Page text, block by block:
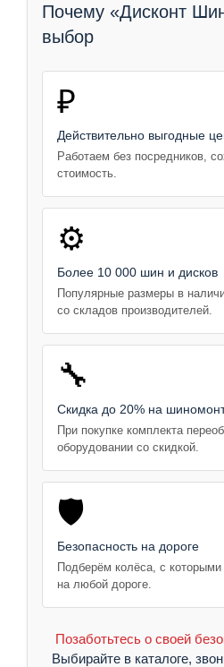
Почему «Дисконт
выбор
₽
Действительно выгодные
Работаем без посредников,
стоимость.
⚙️
Более 10 000 шин и дисков
Популярные размеры в
со складов производителей.
🔧
Скидка до 20% на
При покупке комплекта
оборудовании со скидкой.
🛡️
Безопасность на дороге
Подберём колёса, с
на любой дороге.
Позаботьтесь о своей
Выбирайте в каталоге,